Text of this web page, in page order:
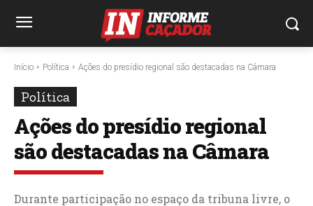
Início Política Ações do presídio regional são destacadas na Câmara
Política
Ações do presídio regional
são destacadas na Câmara
Durante participação no espaço da tribuna livre, o